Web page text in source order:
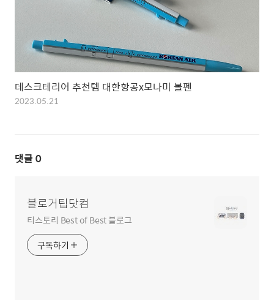
데스크테리어 추천템 대한항공x모나미 볼펜
2023.05.21
댓글 0
블로거팁닷컴
티스토리 Best of Best 블로그
구독하기